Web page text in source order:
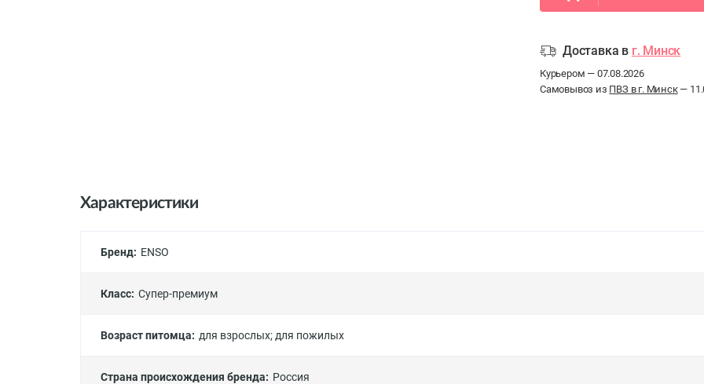
Доставка в г. Минск
Курьером — 07.08.2026
Самовывоз из ПВЗ в г. Минск—
Характеристики
Бренд: ENSO
Класс: Супер-премиум
Возраст питомца: для взрослых; для пожилых
Страна происхождения бренда: Россия